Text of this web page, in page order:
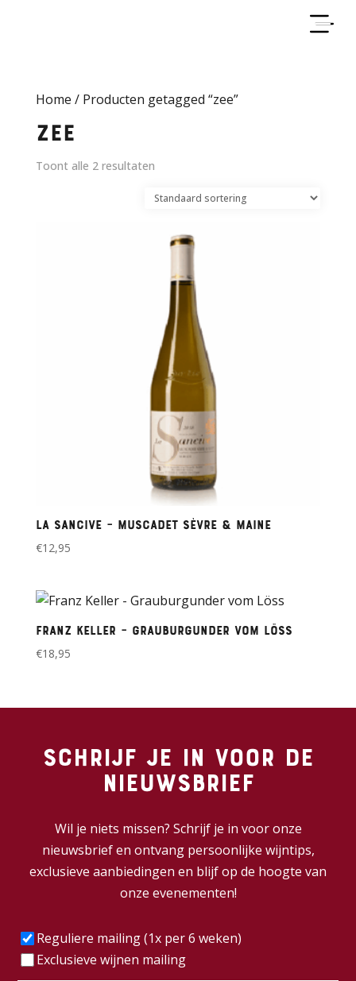
Home / Producten getagged “zee”
zee
Toont alle 2 resultaten
La Sancive – Muscadet sèvre & maine
€12,95
Franz Keller – Grauburgunder vom Löss
€18,95
Schrijf je in voor de
nieuwsbrief
Wil je niets missen? Schrijf je in voor onze
nieuwsbrief en ontvang persoonlijke wijntips,
exclusieve aanbiedingen en blijf op de hoogte van
onze evenementen!
Frequentie(Vereist)
Reguliere mailing (1x per 6 weken)
Exclusieve wijnen mailing